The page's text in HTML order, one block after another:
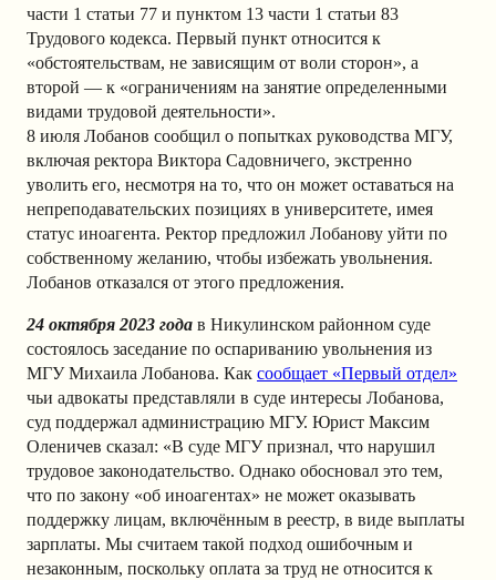
части 1 статьи 77 и пунктом 13 части 1 статьи 83
Трудового кодекса. Первый пункт относится к
«обстоятельствам, не зависящим от воли сторон», а
второй — к «ограничениям на занятие определенными
видами трудовой деятельности».
8 июля Лобанов сообщил о попытках руководства МГУ,
включая ректора Виктора Садовничего, экстренно
уволить его, несмотря на то, что он может оставаться на
непреподавательских позициях в университете, имея
статус иноагента. Ректор предложил Лобанову уйти по
собственному желанию, чтобы избежать увольнения.
Лобанов отказался от этого предложения.
24 октября 2023 года в Никулинском районном суде
состоялось заседание по оспариванию увольнения из
МГУ Михаила Лобанова. Как сообщает «Первый отдел»
чьи адвокаты представляли в суде интересы Лобанова,
суд поддержал администрацию МГУ. Юрист Максим
Оленичев сказал: «В суде МГУ признал, что нарушил
трудовое законодательство. Однако обосновал это тем,
что по закону «об иноагентах» не может оказывать
поддержку лицам, включённым в реестр, в виде выплаты
зарплаты. Мы считаем такой подход ошибочным и
незаконным, поскольку оплата за труд не относится к